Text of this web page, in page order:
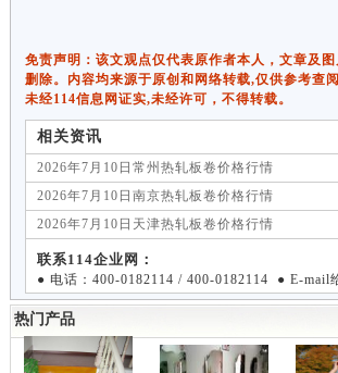
免责声明：该文观点仅代表原作者本人，文章及
删除。内容均来源于原创和网络转载,仅供参考查
未经114信息网证实,未经许可，不得转载。
相关资讯
2026年7月10日常州热轧板卷价格行情
2026年7月10日南京热轧板卷价格行情
2026年7月10日天津热轧板卷价格行情
联系114企业网：
● 电话：400-0182114 / 400-0182114 ● E-mail
热门产品